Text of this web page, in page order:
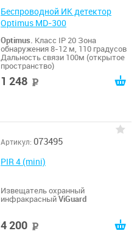
Беспроводной ИК детектор
Optimus MD-300
Optimus. Класс IP 20 Зона
обнаружения 8-12 м, 110 градусов
Дальность связи 100м (открытое
пространство)
1 248
Артикул: 073495
PIR 4 (mini)
Извещатель охранный
инфракрасныйViGuard
4 200